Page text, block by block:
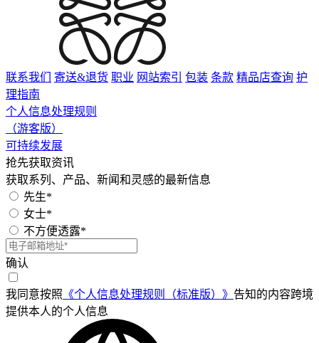
联系我们 寄送&退货 职业 网站索引 包装 条款 精品店查询 护
理指南
个人信息处理规则
（游客版）
可持续发展
抢先获取资讯
获取系列、产品、新闻和灵感的最新信息
先生*
女士*
不方便透露*
确认
我同意按照 《个人信息处理规则（标准版）》 告知的内容跨境
提供本人的个人信息